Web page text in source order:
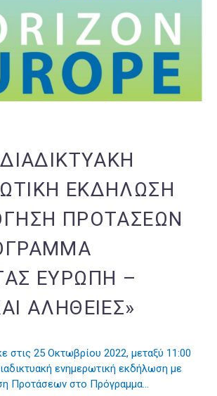
ΔΙΑΔΙΚΤΥΑΚΉ
ΕΚΔΉΛΩΣΗ
ΠΡΟΤΆΣΕΩΝ
ΕΥΡΏΠΗ –
ΑΛΉΘΕΙΕΣ»
στις 25 Οκτωβρίου 2022, μεταξύ 11:00
ενημερωτική εκδήλωση με
Προτάσεων στο Πρόγραμμα…